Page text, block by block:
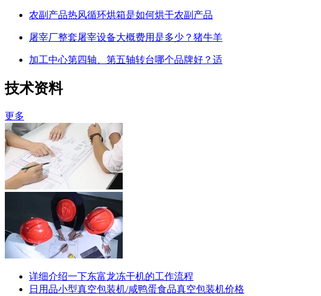
农副产品热风循环烘箱是如何烘干农副产品
屠宰厂整套屠宰设备大概费用是多少？猪牛羊
加工中心第四轴、第五轴转台哪个品牌好？适
技术资料
更多
详细介绍一下东富龙冻干机的工作流程
日用品小型真空包装机/咸鸭蛋食品真空包装机价格